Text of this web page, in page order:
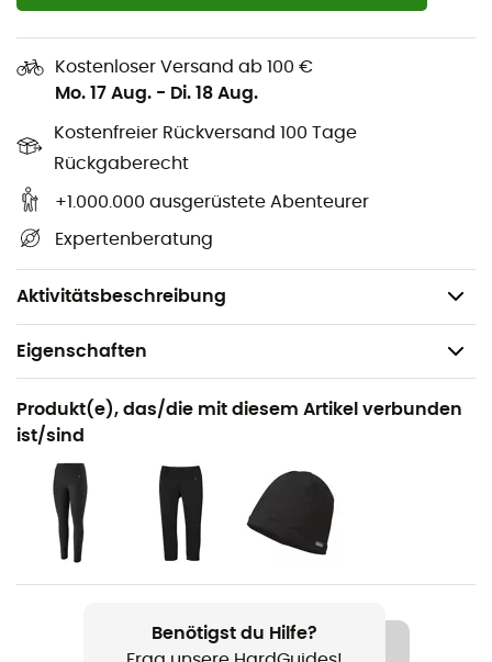
Kostenloser Versand ab 100 €
Mo. 17 Aug. - Di. 18 Aug.
Kostenfreier Rückversand 100 Tage
Rückgaberecht
+1.000.000 ausgerüstete Abenteurer
Expertenberatung
Aktivitätsbeschreibung
Polygiene®: Geruchshemmende Behandlung, die die
europäische medizinische Zulassung der Klasse 1
erhalten hat und die Entstehung von schlechten
Gerüchen begrenzt.
Bluesign®: Die unabhängige Struktur Bluesign®
technologies, mit Sitz in der Schweiz, prüft jeden Schritt
der textilen Lieferkette, um zu zertifizieren, dass die für
die Herstellung eines Produkts verwendeten
Chemikalien, Verfahren, Materialien und Produkte sicher
für die Umwelt, sicher für die Mitarbeiter und sicher für
den Verbraucher sind.
Eigenschaften
Geeignet für
Wandern / Klettern / Ski / Skitouren / Trekking / Alltag
/ Ski
Geschlecht
Damen
Gewicht
Produkt(e), das/die mit diesem Artikel verbunden
ist/sind
Benötigst du Hilfe?